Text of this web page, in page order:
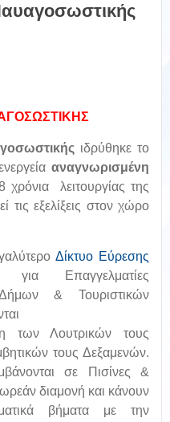
ιδρύθηκε το
αναγνωρισμένη
χρόνια λειτουργίας της
τις εξελίξεις στον χώρο
Δίκτυο Εύρεσης
Επαγγελματίες
& Τουριστικών
των Λουτρικών τους
τους Δεξαμενών.
σε Πισίνες &
διαμονή και κάνουν
βήματα με την